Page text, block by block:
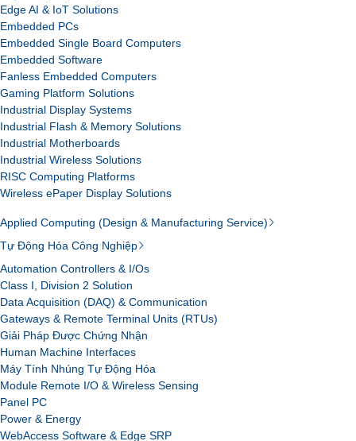
Edge AI & IoT Solutions
Embedded PCs
Embedded Single Board Computers
Embedded Software
Fanless Embedded Computers
Gaming Platform Solutions
Industrial Display Systems
Industrial Flash & Memory Solutions
Industrial Motherboards
Industrial Wireless Solutions
RISC Computing Platforms
Wireless ePaper Display Solutions
Applied Computing (Design & Manufacturing Service)
Tự Động Hóa Công Nghiệp
Automation Controllers & I/Os
Class I, Division 2 Solution
Data Acquisition (DAQ) & Communication
Gateways & Remote Terminal Units (RTUs)
Giải Pháp Được Chứng Nhận
Human Machine Interfaces
Máy Tính Nhúng Tự Động Hóa
Module Remote I/O & Wireless Sensing
Panel PC
Power & Energy
WebAccess Software & Edge SRP